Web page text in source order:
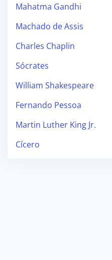
Mahatma Gandhi
Machado de Assis
Charles Chaplin
Sócrates
William Shakespeare
Fernando Pessoa
Martin Luther King Jr.
Cícero